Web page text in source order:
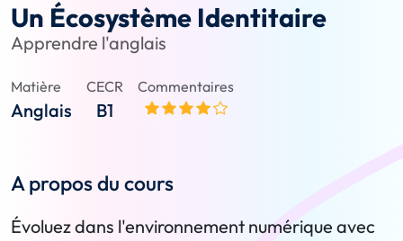
Un Écosystème Identitaire
Apprendre l'anglais
Matière
Anglais
CECR
B1
Commentaires
A propos du cours
Évoluez dans l'environnement numérique avec